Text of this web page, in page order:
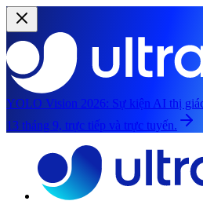
YOLO Vision 2026: Sự kiện AI thị
13 tháng 9, trực tiếp và trực tuyến.